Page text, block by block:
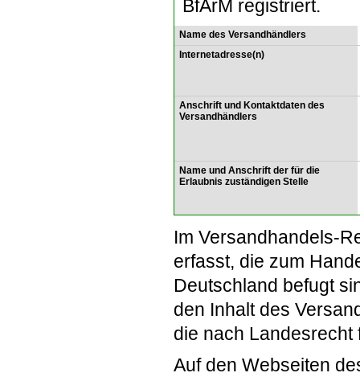
BfArM registriert.
Name des Versandhändlers
Internetadresse(n)
Anschrift und Kontaktdaten des
Versandhändlers
Name und Anschrift der für die
Erlaubnis zuständigen Stelle
Im Versandhandels-
erfasst, die zum
Deutschland befugt
den Inhalt des
die nach Landesrecht
Auf den Webseiten